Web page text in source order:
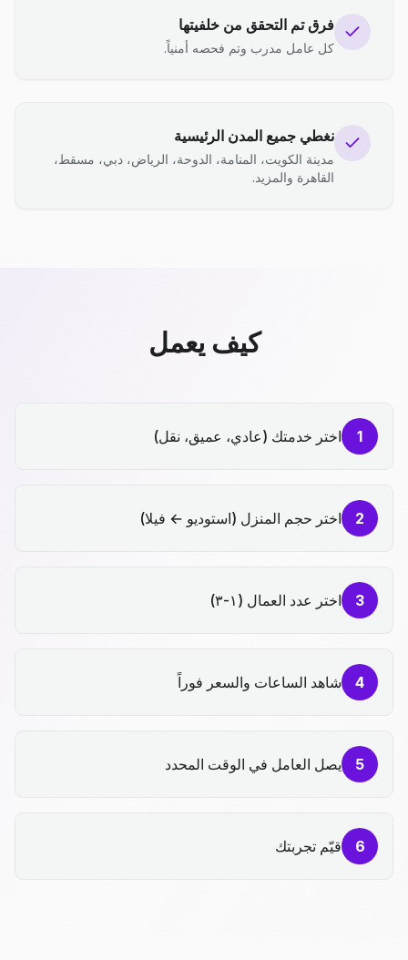
فرق تم التحقق من خلفيتها
كل عامل مدرب وتم فحصه أمنياً.
نغطي جميع المدن الرئيسية
مدينة الكويت، المنامة، الدوحة، الرياض، دبي، مسقط،
القاهرة والمزيد.
كيف يعمل
1 اختر خدمتك (عادي، عميق، نقل)
2 اختر حجم المنزل (استوديو ← فيلا)
3 اختر عدد العمال (١-٣)
4 شاهد الساعات والسعر فوراً
5 يصل العامل في الوقت المحدد
6 قيّم تجربتك